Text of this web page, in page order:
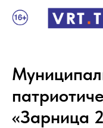
«Зарница